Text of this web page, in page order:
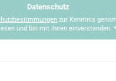
Datenschutz
zur Kenntnis
und bin mit ihnen einverstanden. *